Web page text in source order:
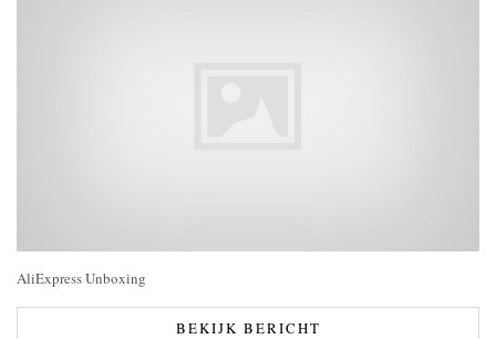
AliExpress Unboxing
BEKIJK BERICHT